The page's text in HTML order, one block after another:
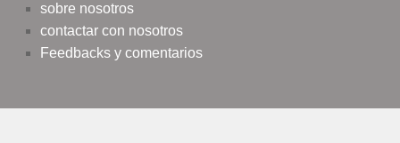
sobre nosotros
contactar con nosotros
Feedbacks y comentarios